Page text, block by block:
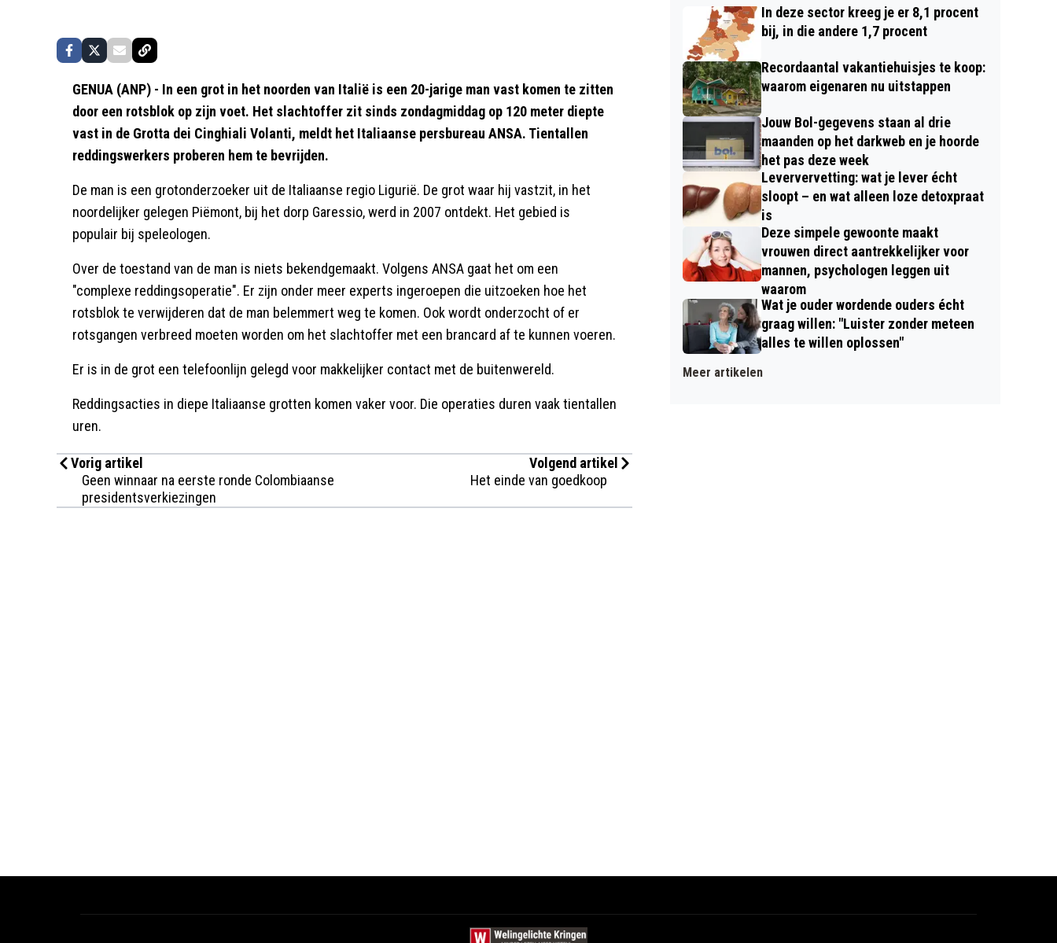
GENUA (ANP) - In een grot in het noorden van Italië is een 20-jarige man vast komen te zitten
door een rotsblok op zijn voet. Het slachtoffer zit sinds zondagmiddag op 120 meter diepte
vast in de Grotta dei Cinghiali Volanti, meldt het Italiaanse persbureau ANSA. Tientallen
reddingswerkers proberen hem te bevrijden.
De man is een grotonderzoeker uit de Italiaanse regio Ligurië. De grot waar hij vastzit, in het
noordelijker gelegen Piëmont, bij het dorp Garessio, werd in 2007 ontdekt. Het gebied is
populair bij speleologen.
Over de toestand van de man is niets bekendgemaakt. Volgens ANSA gaat het om een
"complexe reddingsoperatie". Er zijn onder meer experts ingeroepen die uitzoeken hoe het
rotsblok te verwijderen dat de man belemmert weg te komen. Ook wordt onderzocht of er
rotsgangen verbreed moeten worden om het slachtoffer met een brancard af te kunnen voeren.
Er is in de grot een telefoonlijn gelegd voor makkelijker contact met de buitenwereld.
Reddingsacties in diepe Italiaanse grotten komen vaker voor. Die operaties duren vaak tientallen
uren.
Vorig artikel
Geen winnaar na eerste ronde Colombiaanse
presidentsverkiezingen
Volgend artikel
Het einde van goedkoop
In deze sector kreeg je er 8,1 procent
bij, in die andere 1,7 procent
Recordaantal vakantiehuisjes te koop:
waarom eigenaren nu uitstappen
Jouw Bol-gegevens staan al drie
maanden op het darkweb en je hoorde
het pas deze week
Leververvetting: wat je lever écht
sloopt – en wat alleen loze detoxpraat
is
Deze simpele gewoonte maakt
vrouwen direct aantrekkelijker voor
mannen, psychologen leggen uit
waarom
Wat je ouder wordende ouders écht
graag willen: "Luister zonder meteen
alles te willen oplossen"
Meer artikelen